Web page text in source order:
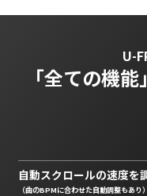
U-
「全ての機能
自動スクロールの速度を
（曲のBPMに合わせた自動調整もあり）